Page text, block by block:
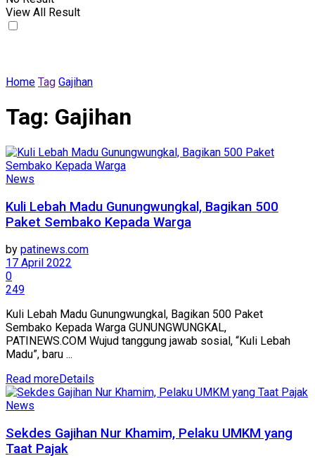
View All Result
Home Tag Gajihan
Tag: Gajihan
News
Kuli Lebah Madu Gunungwungkal, Bagikan 500
Paket Sembako Kepada Warga
by patinews.com
17 April 2022
0
249
Kuli Lebah Madu Gunungwungkal, Bagikan 500 Paket
Sembako Kepada Warga GUNUNGWUNGKAL,
PATINEWS.COM Wujud tanggung jawab sosial, “Kuli Lebah
Madu”, baru ...
Read moreDetails
News
Sekdes Gajihan Nur Khamim, Pelaku UMKM yang
Taat Pajak